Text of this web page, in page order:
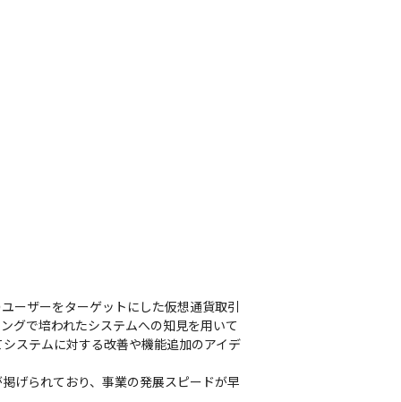
ーザーをターゲットにした仮想通貨取引
グで培われたシステムへの知見を用いて
ステムに対する改善や機能追加のアイデ
げられており、事業の発展スピードが早